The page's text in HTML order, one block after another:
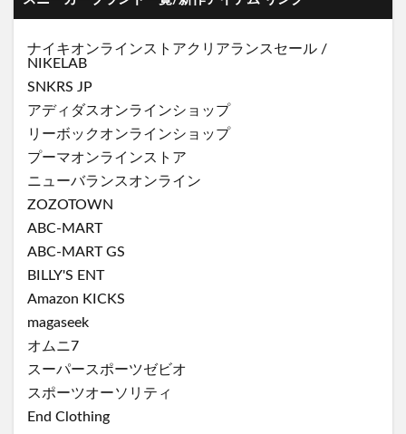
ナイキオンラインストアクリアランスセール /
NIKELAB
SNKRS JP
アディダスオンラインショップ
リーボックオンラインショップ
プーマオンラインストア
ニューバランスオンライン
ZOZOTOWN
ABC-MART
ABC-MART GS
BILLY'S ENT
Amazon KICKS
magaseek
オムニ7
スーパースポーツゼビオ
スポーツオーソリティ
End Clothing